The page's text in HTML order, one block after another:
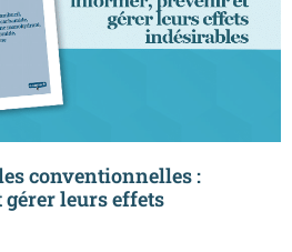
conventionnelles :
leurs effets